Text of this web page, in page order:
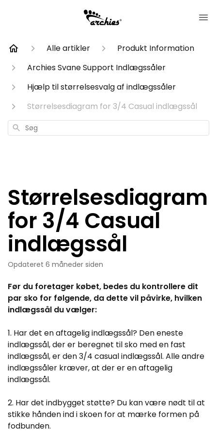
Alle artikler
Produkt Information
Archies Svane Support Indlægssåler
Hjælp til størrelsesvalg af indlægssåler
Størrelsesdiagram for 3/4 Casual indlægssål
Søg
Størrelsesdiagram
for 3/4 Casual
indlægssål
Opdateret 6 måneder siden
Før du foretager købet, bedes du kontrollere dit
par sko for følgende, da dette vil påvirke, hvilken
indlægssål du vælger:
1. Har det en aftagelig indlægssål? Den eneste
indlægssål, der er beregnet til sko med en fast
indlægssål, er den 3/4 casual indlægssål. Alle andre
indlægssåler kræver, at der er en aftagelig
indlægssål.
2. Har det indbygget støtte? Du kan være nødt til at
stikke hånden ind i skoen for at mærke formen på
fodbunden.